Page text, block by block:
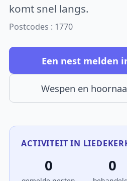
komt snel langs.
Postcodes : 1770
Een nest melden
Wespen en
ACTIVITEIT IN
0 0